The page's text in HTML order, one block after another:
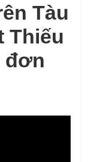
Tàu
Thiếu
đơn